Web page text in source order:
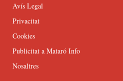
Avís Legal
Privacitat
Cookies
Publicitat a Mataró Info
Nosaltres